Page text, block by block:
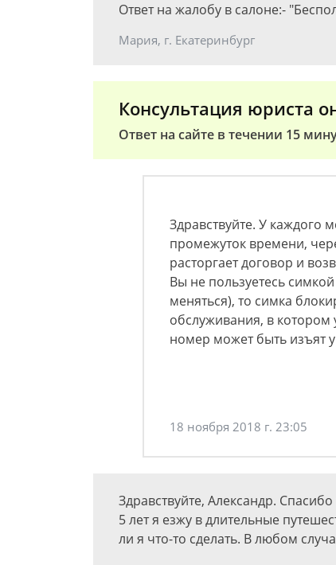
Ответ на жалобу в салоне:-
Мария, г. Екатеринбург
Консультация юриста
Ответ на сайте в течении 15
Здравствуйте. У каждого
промежуток времени,
расторгает договор и
Вы не пользуетесь
меняться), то симка
обслуживания, в котором
номер может быть изъят
18 ноября 2018 г. 23:05
Здравствуйте, Александр.
5 лет я езжу в длительные
ли я что-то сделать. В любом